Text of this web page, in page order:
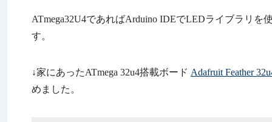
ATmega32U4であればArduino IDEでLEDライブラリ
す。
↓家にあったATmega 32u4搭載ボード Adafruit Feather
めました。